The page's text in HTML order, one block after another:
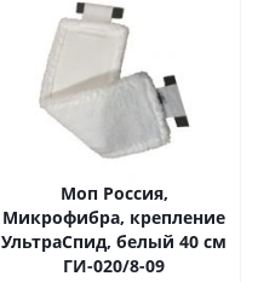
Моп Россия,
Микрофибра, крепление
УльтраСпид, белый 40 см
ГИ-020/8-09